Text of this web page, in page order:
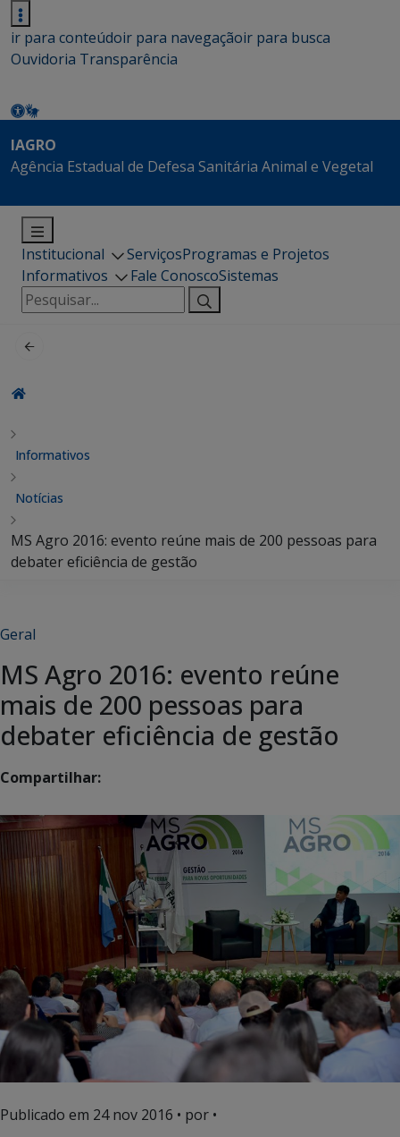
ir para conteúdoir para navegaçãoir para busca
Ouvidoria Transparência
IAGRO
Agência Estadual de Defesa Sanitária Animal e Vegetal
Institucional ServiçosProgramas e Projetos
Informativos
Fale ConoscoSistemas
Pesquisar
por:
Informativos
Notícias
MS Agro 2016: evento reúne mais de 200 pessoas para
debater eficiência de gestão
Geral
MS Agro 2016: evento reúne
mais de 200 pessoas para
debater eficiência de gestão
Compartilhar:
Publicado em 24 nov 2016 • por •